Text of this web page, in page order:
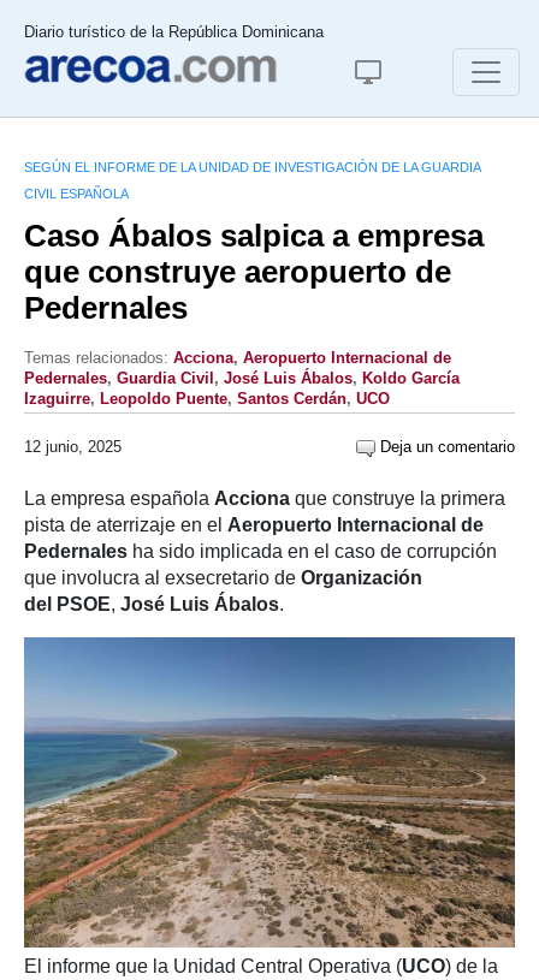
Diario turístico de la República Dominicana
SEGÚN EL INFORME DE LA UNIDAD DE INVESTIGACIÓN DE LA GUARDIA
CIVIL ESPAÑOLA
Caso Ábalos salpica a empresa
que construye aeropuerto de
Pedernales
Temas relacionados: Acciona, Aeropuerto Internacional de
Pedernales, Guardia Civil , José Luis Ábalos, Koldo García
Izaguirre, Leopoldo Puente, Santos Cerdán, UCO
12 junio, 2025 Deja un comentario
La empresa española Acciona que construye la primera
pista de aterrizaje en el Aeropuerto Internacional de
Pedernales ha sido implicada en el caso de corrupción
que involucra al exsecretario de Organización
del PSOE, José Luis Ábalos.
El informe que la Unidad Central Operativa (UCO) de la